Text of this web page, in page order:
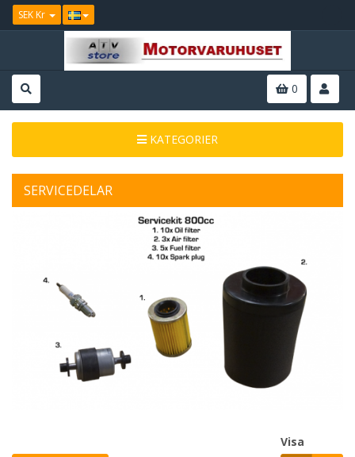
SEK Kr
0
KATEGORIER
SERVICEDELAR
Visa